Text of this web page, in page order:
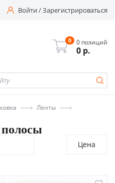
Войти/Зарегистрироваться
0 0 позиций
0 р.
Ленты
Цена